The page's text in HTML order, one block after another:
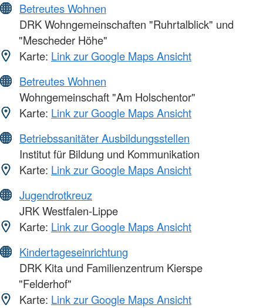
Betreutes Wohnen
DRK Wohngemeinschaften "Ruhrtalblick" und
"Mescheder Höhe"
Karte: Link zur Google Maps Ansicht
Betreutes Wohnen
Wohngemeinschaft "Am Holschentor"
Karte: Link zur Google Maps Ansicht
Betriebssanitäter Ausbildungsstellen
Institut für Bildung und Kommunikation
Karte: Link zur Google Maps Ansicht
Jugendrotkreuz
JRK Westfalen-Lippe
Karte: Link zur Google Maps Ansicht
Kindertageseinrichtung
DRK Kita und Familienzentrum Kierspe
"Felderhof"
Karte: Link zur Google Maps Ansicht